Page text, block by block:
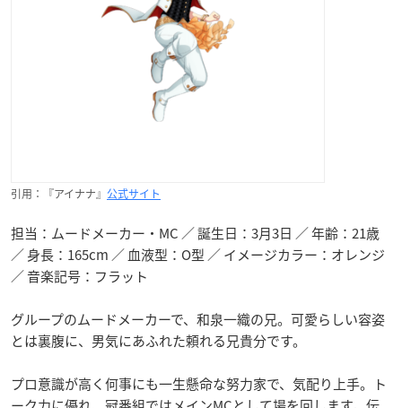
引用：『アイナナ』 公式サイト
担当：ムードメーカー・MC ／ 誕生日：3月3日 ／ 年齢：21歳
／ 身長：165cm ／ 血液型：O型 ／ イメージカラー：オレンジ
／ 音楽記号：フラット
グループのムードメーカーで、和泉一織の兄。可愛らしい容姿
とは裏腹に、男気にあふれた頼れる兄貴分です。
プロ意識が高く何事にも一生懸命な努力家で、気配り上手。ト